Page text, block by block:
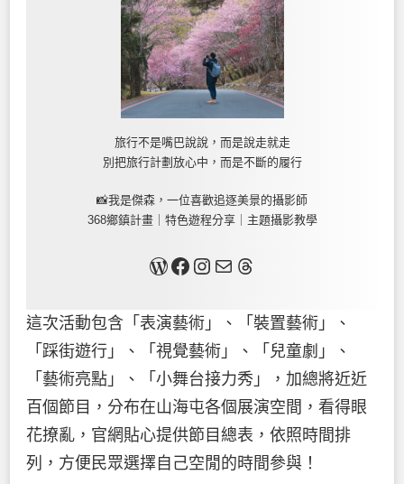
旅行不是嘴巴說說，而是說走就走
別把旅行計劃放心中，而是不斷的履行
📸我是傑森，一位喜歡追逐美景的攝影師
368鄉鎮計畫｜特色遊程分享｜主題攝影教學
關於我Facebook InstagramMail Threads
這次活動包含「表演藝術」、「裝置藝術」、
「踩街遊行」、「視覺藝術」、「兒童劇」、
「藝術亮點」、「小舞台接力秀」，加總將近近
百個節目，分布在山海屯各個展演空間，看得眼
花撩亂，官網貼心提供節目總表，依照時間排
列，方便民眾選擇自己空閒的時間參與！